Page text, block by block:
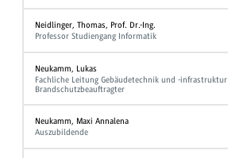
Neidlinger, Thomas, Prof. Dr.-Ing.
Professor Studiengang Informatik
Neukamm, Lukas
Fachliche Leitung Gebäudetechnik und -infrastruktur
Brandschutzbeauftragter
Neukamm, Maxi Annalena
Auszubildende